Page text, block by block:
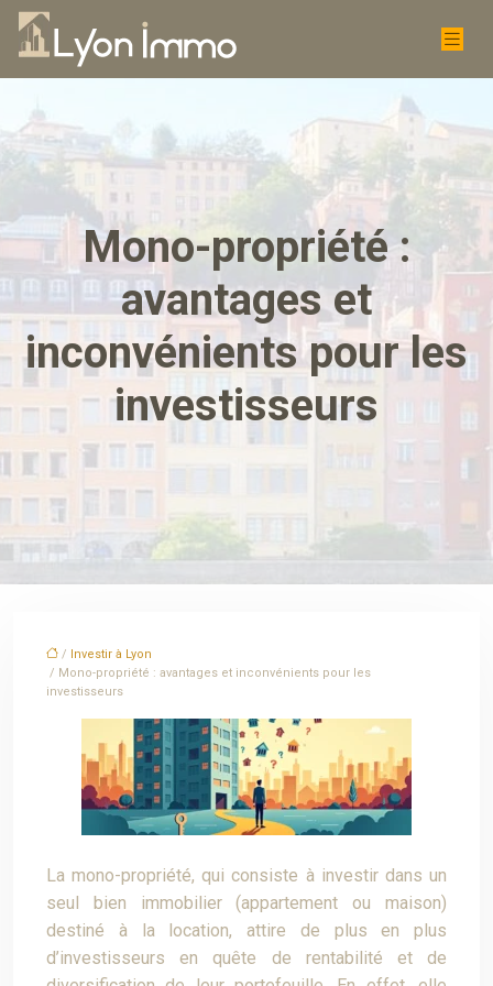
Mono-propriété :
avantages et
inconvénients pour les
investisseurs
/ Investir à Lyon
/ Mono-propriété : avantages et inconvénients pour les
investisseurs
La mono-propriété, qui consiste à investir dans un
seul bien immobilier (appartement ou maison)
destiné à la location, attire de plus en plus
d’investisseurs en quête de rentabilité et de